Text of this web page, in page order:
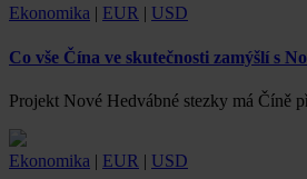
Ekonomika EUR USD
Co vše Čína ve skutečnosti zamýšlí s
Projekt Nové Hedvábné stezky má Číně
Ekonomika | EUR | USD